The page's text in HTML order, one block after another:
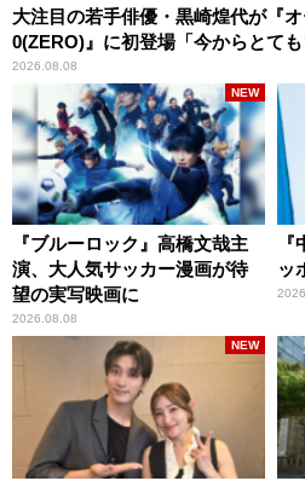
大注目の若手俳優・黒崎煌代が『
0(ZERO)』に初登場「今からとて
2026.08.08
『ブルーロック』高橋文哉主
演、大人気サッカー漫画が待
望の実写映画に
2026.08.08
NEW
ッ
NEW